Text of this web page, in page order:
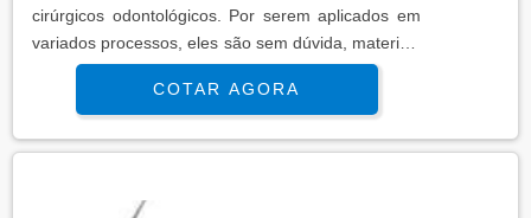
cirúrgicos odontológicos. Por serem aplicados em
variados processos, eles são sem dúvida, materiais
presente no dia a dia de qualquer profissional da
área.O alicate de ortodontia é geralmente
elaborado em aço inox, um material de elevada
resistência e longa durabilidade. Este tipo de
diversos tipos. Veja abaixo, alguns detalhes sobre
COTAR AGORA